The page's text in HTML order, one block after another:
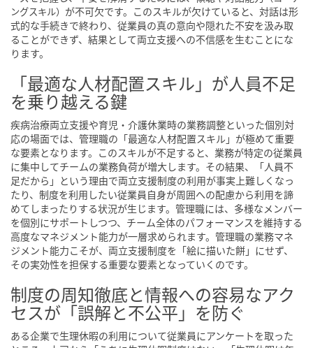
ングスキル） が不可欠です。このスキルが欠けていると、対話は形
式的な手続きで終わり、従業員の真の意向や隠れた不安を汲み取
ることができず、結果として両立支援への不信感を生むことにな
ります。
「最適な人材配置スキル」が人員不足
を乗り越える鍵
疾病治療両立支援や育児・介護休業時の業務調整といった個別対
応の場面では、管理職の「最適な人材配置スキル」が極めて重要
な要素となります。このスキルが不足すると、業務が特定の従業員
に集中してチームの業務負荷が増大します。その結果、「人員不
足だから」という理由で両立支援制度の利用が事実上難しくなっ
たり、制度を利用したい従業員自身が周囲への配慮から利用を諦
めてしまったりする状況が生じます。管理職には、多様なメンバー
を個別にサポートしつつ、チーム全体のパフォーマンスを維持する
高度なマネジメント能力が一層求められます。管理職の業務マネ
ジメント能力こそが、両立支援制度を「絵に描いた餅」にせず、
その実効性を担保する重要な要素となっていくのです。
制度の周知徹底と情報への容易なアク
セスが「誤解と不公平」を防ぐ
ある企業で生理休暇の利用について従業員にアンケートを取った